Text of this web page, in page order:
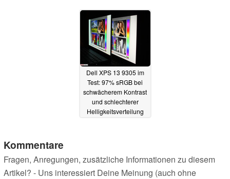
Dell XPS 13 9305 im
Test: 97% sRGB bei
schwächerem Kontrast
und schlechterer
Helligkeitsverteilung
Kommentare
Fragen, Anregungen, zusätzliche Informationen zu diesem
Artikel? - Uns interessiert Deine Meinung (auch ohne